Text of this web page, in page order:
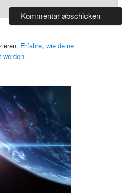
Erfahre, wie deine
werden.